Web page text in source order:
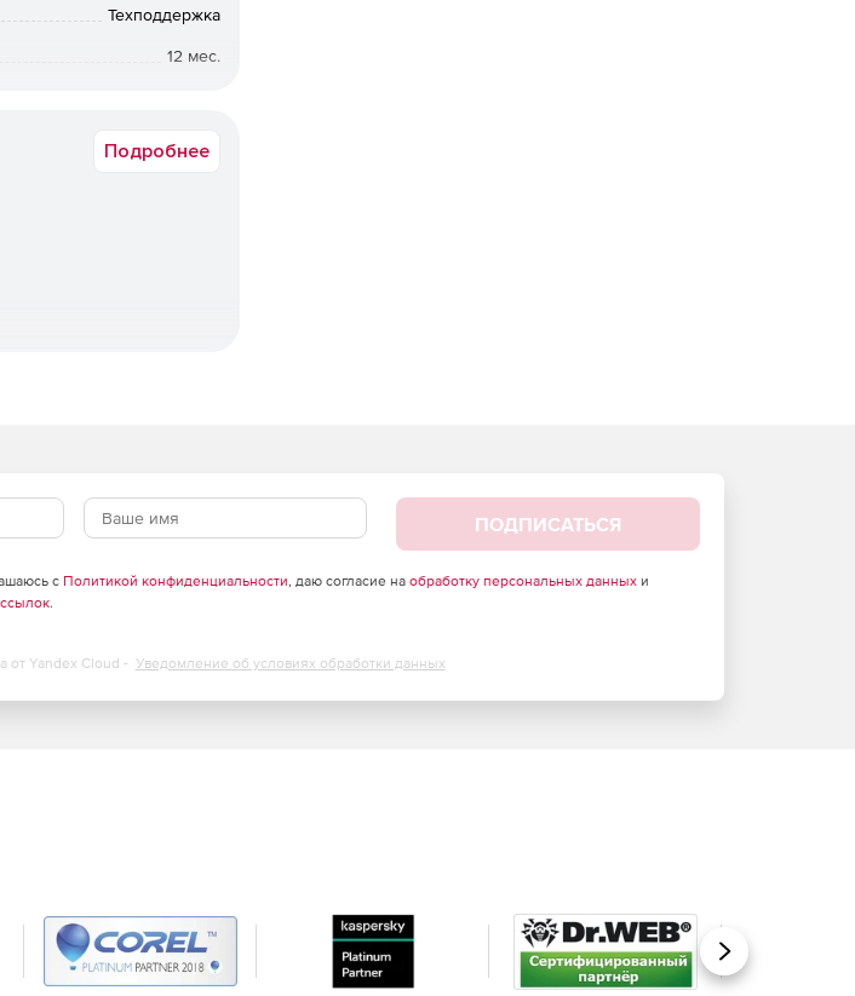
Microsoft
SOCKS 4.3, SOCKS 5 и
строку.
файла.
Техподдержка
12 мес.
Подробнее
ПОДПИСАТЬСЯ
с Политикой конфиденциальности, даю согласие на обработку персональных данныхи
.
от Yandex Cloud - Уведомление об условиях обработки данных
Вперед